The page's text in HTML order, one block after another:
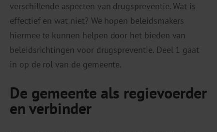
verschillende aspecten van drugspreventie. Wat is
effectief en wat niet? We hopen beleidsmakers
hiermee te kunnen helpen door het bieden van
beleidsrichtingen voor drugspreventie. Deel 1 gaat
in op de rol van de gemeente.
De gemeente als regievoerder
en verbinder